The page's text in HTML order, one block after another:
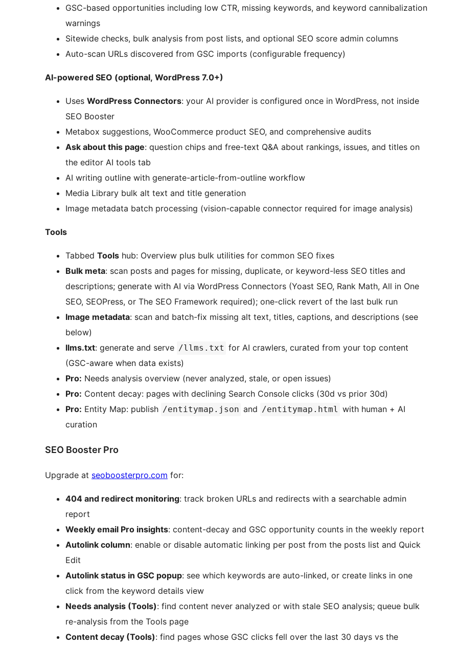
GSC-based opportunities including low CTR, missing keywords, and keyword cannibalization
warnings
Sitewide checks, bulk analysis from post lists, and optional SEO score admin columns
Auto-scan URLs discovered from GSC imports (configurable frequency)
AI-powered SEO (optional, WordPress 7.0+)
Uses WordPress Connectors: your AI provider is configured once in WordPress, not inside
SEO Booster
Metabox suggestions, WooCommerce product SEO, and comprehensive audits
Ask about this page: question chips and free-text Q&A about rankings, issues, and titles on
the editor AI tools tab
AI writing outline with generate-article-from-outline workflow
Media Library bulk alt text and title generation
Image metadata batch processing (vision-capable connector required for image analysis)
Tools
Tabbed Tools hub: Overview plus bulk utilities for common SEO fixes
Bulk meta: scan posts and pages for missing, duplicate, or keyword-less SEO titles and
descriptions; generate with AI via WordPress Connectors (Yoast SEO, Rank Math, All in One
SEO, SEOPress, or The SEO Framework required); one-click revert of the last bulk run
Image metadata: scan and batch-fix missing alt text, titles, captions, and descriptions (see
below)
llms.txt: generate and serve /llms.txt for AI crawlers, curated from your top content
(GSC-aware when data exists)
Pro: Needs analysis overview (never analyzed, stale, or open issues)
Pro: Content decay: pages with declining Search Console clicks (30d vs prior 30d)
Pro: Entity Map: publish /entitymap.json and /entitymap.html with human + AI
curation
SEO Booster Pro
Upgrade at seoboosterpro.com for:
404 and redirect monitoring: track broken URLs and redirects with a searchable admin
report
Weekly email Pro insights: content-decay and GSC opportunity counts in the weekly report
Autolink column: enable or disable automatic linking per post from the posts list and Quick
Edit
Autolink status in GSC popup: see which keywords are auto-linked, or create links in one
click from the keyword details view
Needs analysis (Tools): find content never analyzed or with stale SEO analysis; queue bulk
re-analysis from the Tools page
Content decay (Tools): find pages whose GSC clicks fell over the last 30 days vs the